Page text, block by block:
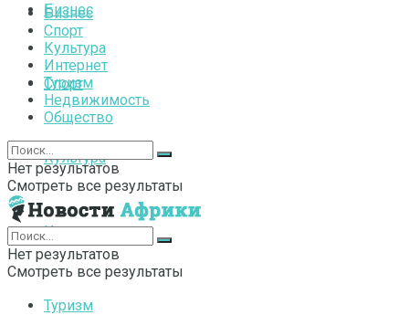
Бизнес
Спорт
Культура
Интернет
Туризм
Бизнес
Спорт
Культура
Интернет
Туризм
Недвижимость
Общество
Нет результатов
Смотреть все результаты
Нет результатов
Смотреть все результаты